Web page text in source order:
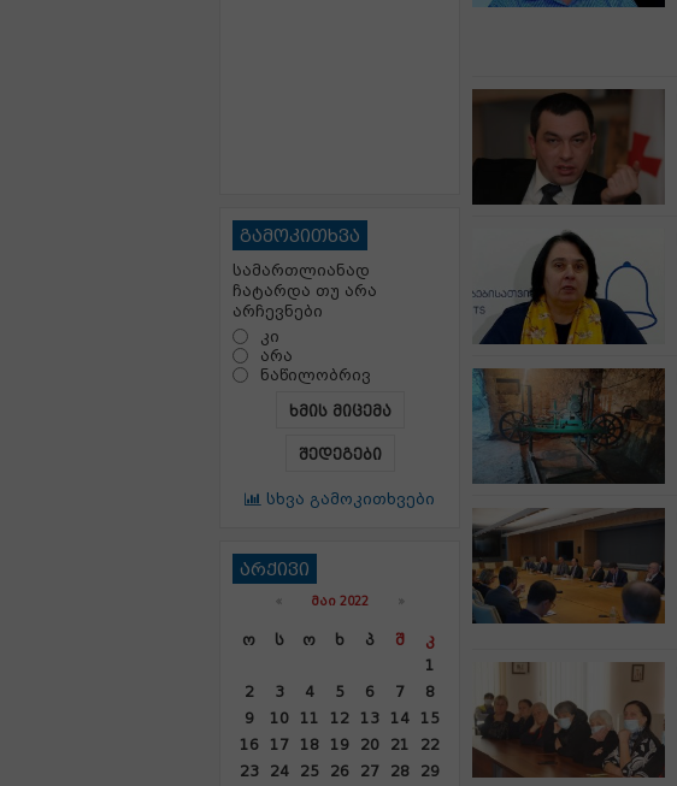
გამოკითხვა
სამართლიანად
ჩატარდა თუ არა
არჩევნები
კი
არა
ნაწილობრივ
ხმის მიცემა
შედეგები
სხვა გამოკითხვები
არქივი
« ᲛᲐᲘ 2022 »
Ო Ს Ო Ხ Პ Შ
Კ
1
2
3 4 5 6 7
8
9
10 11 12 13 14
15
16
17 18 19 20 21
22
23
24 25 26 27 28
29